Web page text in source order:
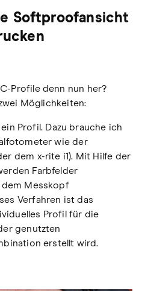
Softproofansicht
Profile denn nun her?
Möglichkeiten:
Profil. Dazu brauche ich
wie der
dem x-rite i1). Mit Hilfe der
Farbfelder
Messkopf
Verfahren ist das
Profil für die
genutzten
erstellt wird.